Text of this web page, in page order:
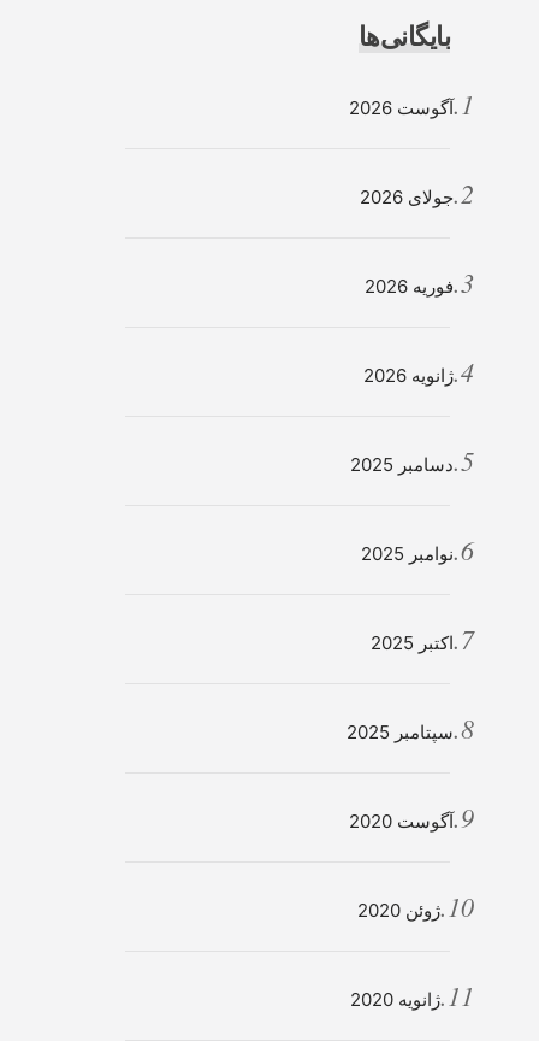
بایگانی‌ها
آگوست 2026
جولای 2026
فوریه 2026
ژانویه 2026
دسامبر 2025
نوامبر 2025
اکتبر 2025
سپتامبر 2025
آگوست 2020
ژوئن 2020
ژانویه 2020